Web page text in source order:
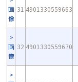
画
像
31 4901330559663
画
像
32 4901330559670